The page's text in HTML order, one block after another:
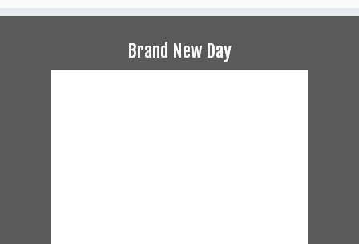
Brand New Day